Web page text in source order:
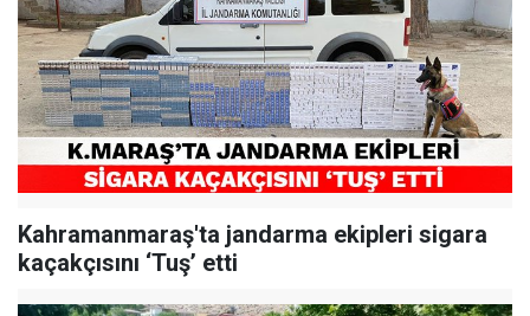
Kahramanmaraş'ta jandarma ekipleri sigara
kaçakçısını ‘Tuş’ etti